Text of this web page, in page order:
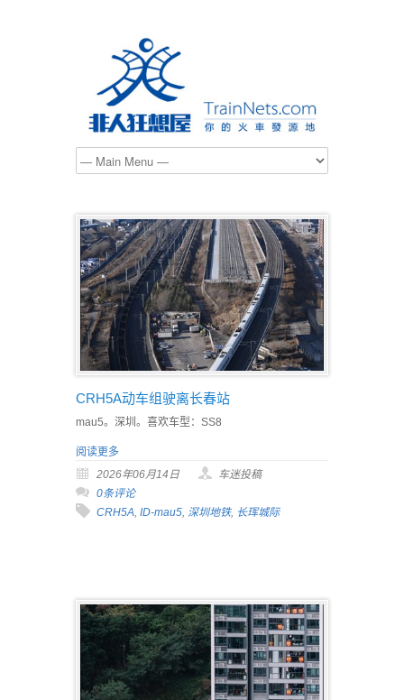
CRH5A动车组驶离长春站
mau5。深圳。喜欢车型：SS8
阅读更多
2026年06月14日
车迷投稿
0条评论
CRH5A, ID-mau5, 深圳地铁, 长珲城际